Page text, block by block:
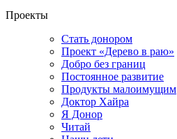
Проекты
Стать донором
Проект «Дерево в раю»
Добро без границ
Постоянное развитие
Продукты малоимущим
Доктор Хайра
Я Донор
Читай